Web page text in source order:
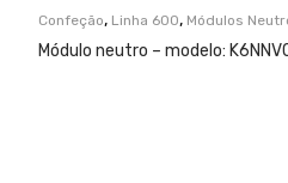
Confeção, Linha 600, Módulos
Módulo neutro – modelo: